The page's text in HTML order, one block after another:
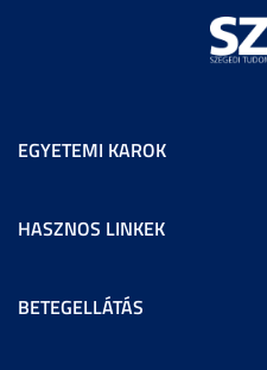
EGYETEMI KAROK
HASZNOS LINKEK
BETEGELLÁTÁS